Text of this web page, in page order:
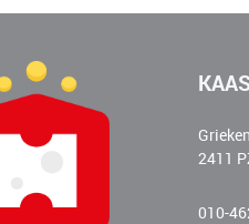
2411
010-